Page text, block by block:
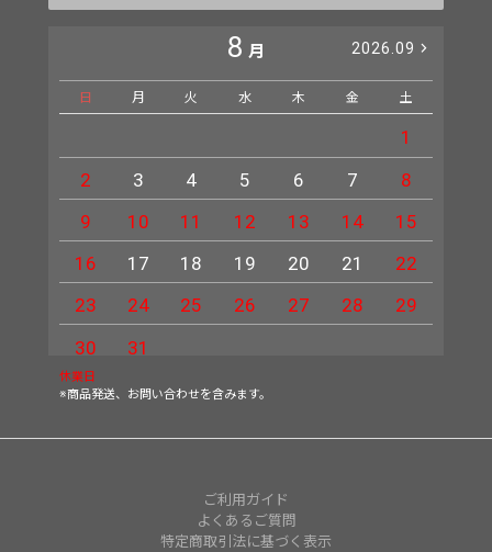
8 月 2026.09
日 月 火 水 木 金 土
1
2
3 4 5 6 7
8
9
10 11 12 13 14
15
16
17 18 19 20 21
22
23
24 25 26 27 28
29
30
31
休業日
※商品発送、お問い合わせを含みます。
ご利用ガイド
よくあるご質問
特定商取引法に基づく表示